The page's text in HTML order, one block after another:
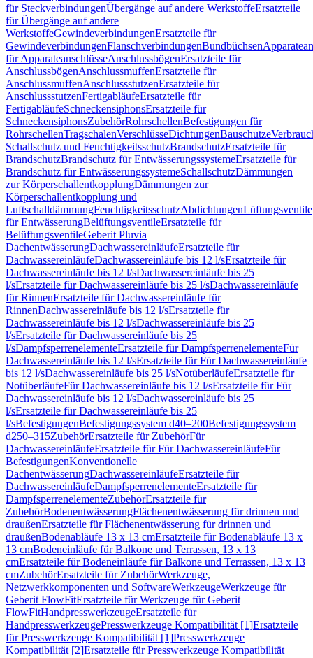
für SteckverbindungenÜbergänge auf andere WerkstoffeErsatzteile
für Übergänge auf andere
WerkstoffeGewindeverbindungenErsatzteile für
GewindeverbindungenFlanschverbindungenBundbüchsen
für ApparateanschlüsseAnschlussbögenErsatzteile für
AnschlussbögenAnschlussmuffenErsatzteile für
AnschlussmuffenAnschlussstutzenErsatzteile für
AnschlussstutzenFertigabläufeErsatzteile für
FertigabläufeSchneckensiphonsErsatzteile für
SchneckensiphonsZubehörRohrschellenBefestigungen für
RohrschellenTragschalenVerschlüsseDichtungenBauschutze
Schallschutz und FeuchtigkeitsschutzBrandschutzErsatzteile für
BrandschutzBrandschutz für EntwässerungssystemeErsatzteile für
Brandschutz für EntwässerungssystemeSchallschutzDämmungen
zur KörperschallentkopplungDämmungen zur
Körperschallentkopplung und
LuftschalldämmungFeuchtigkeitsschutzAbdichtungenLüftungsventile
für EntwässerungBelüftungsventileErsatzteile für
BelüftungsventileGeberit Pluvia
DachentwässerungDachwassereinläufeErsatzteile für
DachwassereinläufeDachwassereinläufe bis 12 l/sErsatzteile für
Dachwassereinläufe bis 12 l/sDachwassereinläufe bis 25
l/sErsatzteile für Dachwassereinläufe bis 25 l/sDachwassereinläufe
für RinnenErsatzteile für Dachwassereinläufe für
RinnenDachwassereinläufe bis 12 l/sErsatzteile für
Dachwassereinläufe bis 12 l/sDachwassereinläufe bis 25
l/sErsatzteile für Dachwassereinläufe bis 25
l/sDampfsperrenelementeErsatzteile für DampfsperrenelementeFür
Dachwassereinläufe bis 12 l/sErsatzteile für Für Dachwassereinläufe
bis 12 l/sDachwassereinläufe bis 25 l/sNotüberläufeErsatzteile für
NotüberläufeFür Dachwassereinläufe bis 12 l/sErsatzteile für Für
Dachwassereinläufe bis 12 l/sDachwassereinläufe bis 25
l/sErsatzteile für Dachwassereinläufe bis 25
l/sBefestigungenBefestigungssystem d40–200Befestigungssystem
d250–315ZubehörErsatzteile für ZubehörFür
DachwassereinläufeErsatzteile für Für DachwassereinläufeFür
BefestigungenKonventionelle
DachentwässerungDachwassereinläufeErsatzteile für
DachwassereinläufeDampfsperrenelementeErsatzteile für
DampfsperrenelementeZubehörErsatzteile für
ZubehörBodenentwässerungFlächenentwässerung für drinnen und
draußenErsatzteile für Flächenentwässerung für drinnen und
draußenBodenabläufe 13 x 13 cmErsatzteile für Bodenabläufe 13 x
13 cmBodeneinläufe für Balkone und Terrassen, 13 x 13
cmErsatzteile für Bodeneinläufe für Balkone und Terrassen, 13 x 13
cmZubehörErsatzteile für ZubehörWerkzeuge,
Netzwerkkomponenten und SoftwareWerkzeugeWerkzeuge für
Geberit FlowFitErsatzteile für Werkzeuge für Geberit
FlowFitHandpresswerkzeugeErsatzteile für
HandpresswerkzeugePresswerkzeuge Kompatibilität [1]Ersatzteile
für Presswerkzeuge Kompatibilität [1]Presswerkzeuge
Kompatibilität [2]Ersatzteile für Presswerkzeuge Kompatibilität